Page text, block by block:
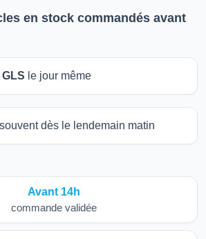
en stock commandés avant
le jour même
souvent dès le lendemain matin
Avant 14h
commande validée